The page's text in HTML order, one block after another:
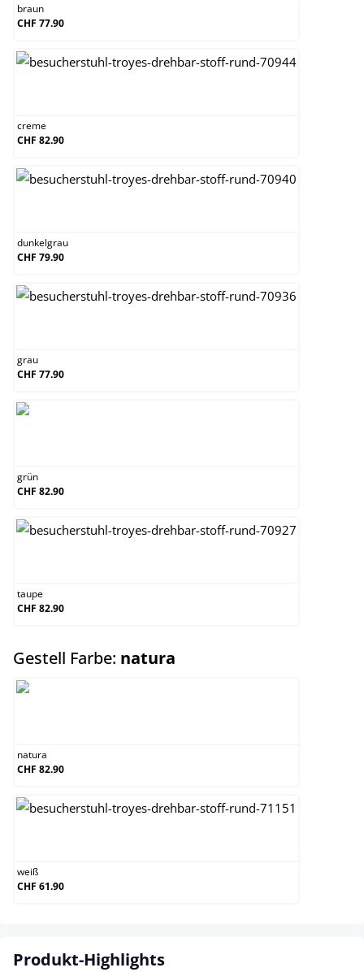
braun
CHF 77.90
creme
CHF 82.90
dunkelgrau
CHF 79.90
grau
CHF 77.90
grün
CHF 82.90
taupe
CHF 82.90
Gestell Farbe: natura
natura
CHF 82.90
weiß
CHF 61.90
Produkt-Highlights